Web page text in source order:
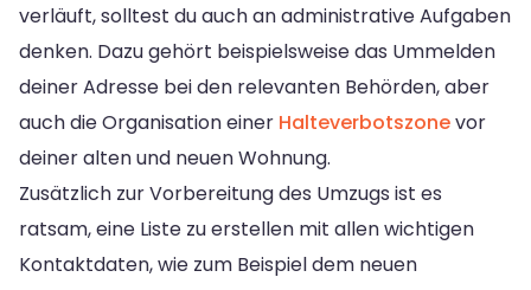
verläuft, solltest du auch an administrative Aufgaben
denken. Dazu gehört beispielsweise das Ummelden
deiner Adresse bei den relevanten Behörden, aber
auch die Organisation einer Halteverbotszonevor
deiner alten und neuen Wohnung.
Zusätzlich zur Vorbereitung des Umzugs ist es
ratsam, eine Liste zu erstellen mit allen wichtigen
Kontaktdaten, wie zum Beispiel dem neuen